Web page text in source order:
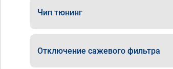
Чип тюнинг
Отключение сажевого фильтра